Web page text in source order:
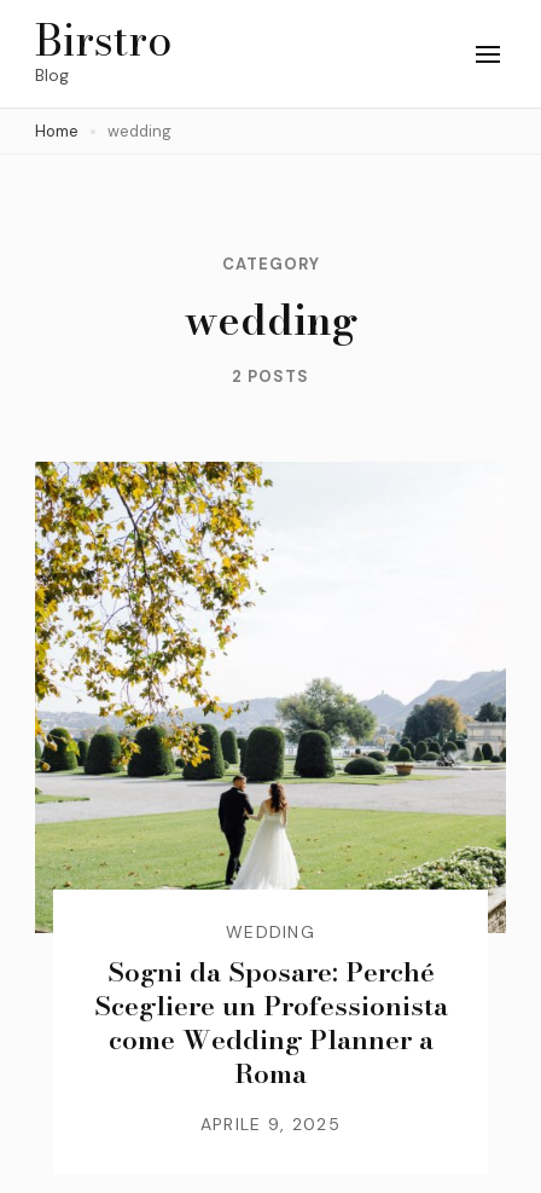
Skip
(Press
Birstro
Blog
Home wedding
CATEGORY
wedding
2 POSTS
WEDDING
Sogni da Sposare: Perché
Scegliere un Professionista
come Wedding Planner a
Roma
APRILE 9, 2025